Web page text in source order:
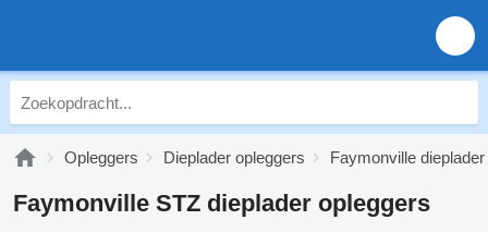
Opleggers Dieplader opleggers Faymonville
Faymonville STZ dieplader opleggers